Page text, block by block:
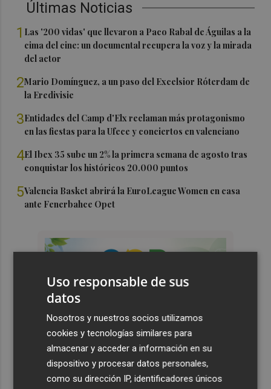
Últimas Noticias
1 Las '200 vidas' que llevaron a Paco Rabal de Águilas a la
cima del cine: un documental recupera la voz y la mirada
del actor
2Mario Domínguez, a un paso del Excelsior Róterdam de
la Eredivisie
3Entidades del Camp d'Elx reclaman más protagonismo
en las fiestas para la Ufece y conciertos en valenciano
4El Ibex 35 sube un 2% la primera semana de agosto tras
conquistar los históricos 20.000 puntos
5Valencia Basket abrirá la EuroLeague Women en casa
ante Fenerbahce Opet
Uso responsable de sus
datos
Nosotros y nuestros socios utilizamos
cookies y tecnologías similares para
almacenar y acceder a información en su
dispositivo y procesar datos personales,
como su dirección IP, identificadores únicos